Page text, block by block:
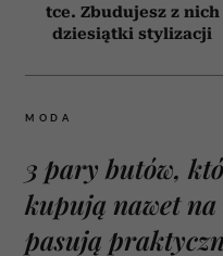
tce. Zbudujesz z nich
dziesiątki stylizacji
MODA
3 pary butów,
kupują nawet
pasują